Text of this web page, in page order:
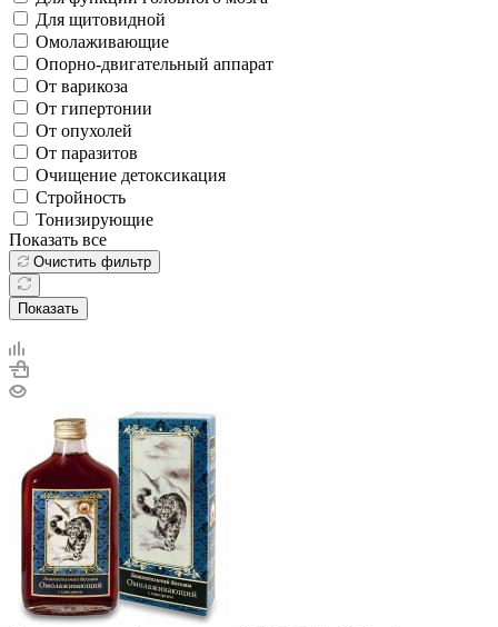
Для щитовидной
Омолаживающие
Опорно-двигательный аппарат
От варикоза
От гипертонии
От опухолей
От паразитов
Очищение детоксикация
Стройность
Тонизирующие
Показать все
Очистить фильтр
Показать